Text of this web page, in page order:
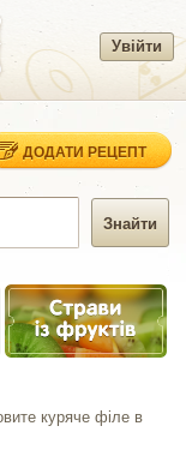
Увійти
ДОДАТИ РЕЦЕПТ
куряче філе в